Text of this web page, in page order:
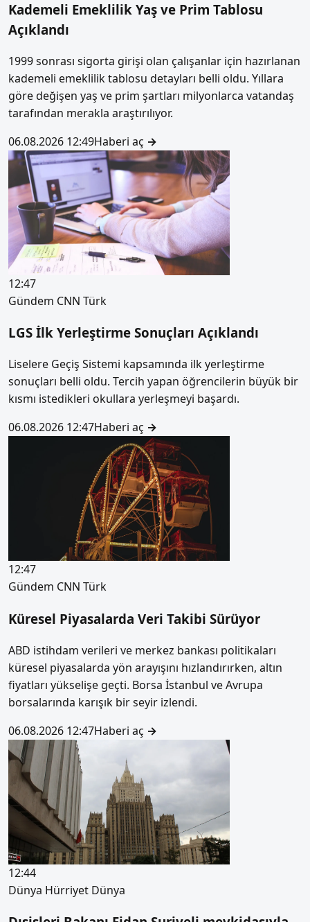
Kademeli Emeklilik Yaş ve Prim Tablosu
Açıklandı
1999 sonrası sigorta girişi olan çalışanlar için hazırlanan
kademeli emeklilik tablosu detayları belli oldu. Yıllara
göre değişen yaş ve prim şartları milyonlarca vatandaş
tarafından merakla araştırılıyor.
06.08.2026 12:49Haberi aç →
12:47
Gündem CNN Türk
LGS İlk Yerleştirme Sonuçları Açıklandı
Liselere Geçiş Sistemi kapsamında ilk yerleştirme
sonuçları belli oldu. Tercih yapan öğrencilerin büyük bir
kısmı istedikleri okullara yerleşmeyi başardı.
06.08.2026 12:47Haberi aç →
12:47
Gündem CNN Türk
Küresel Piyasalarda Veri Takibi Sürüyor
ABD istihdam verileri ve merkez bankası politikaları
küresel piyasalarda yön arayışını hızlandırırken, altın
fiyatları yükselişe geçti. Borsa İstanbul ve Avrupa
borsalarında karışık bir seyir izlendi.
06.08.2026 12:47Haberi aç →
12:44
Dünya Hürriyet Dünya